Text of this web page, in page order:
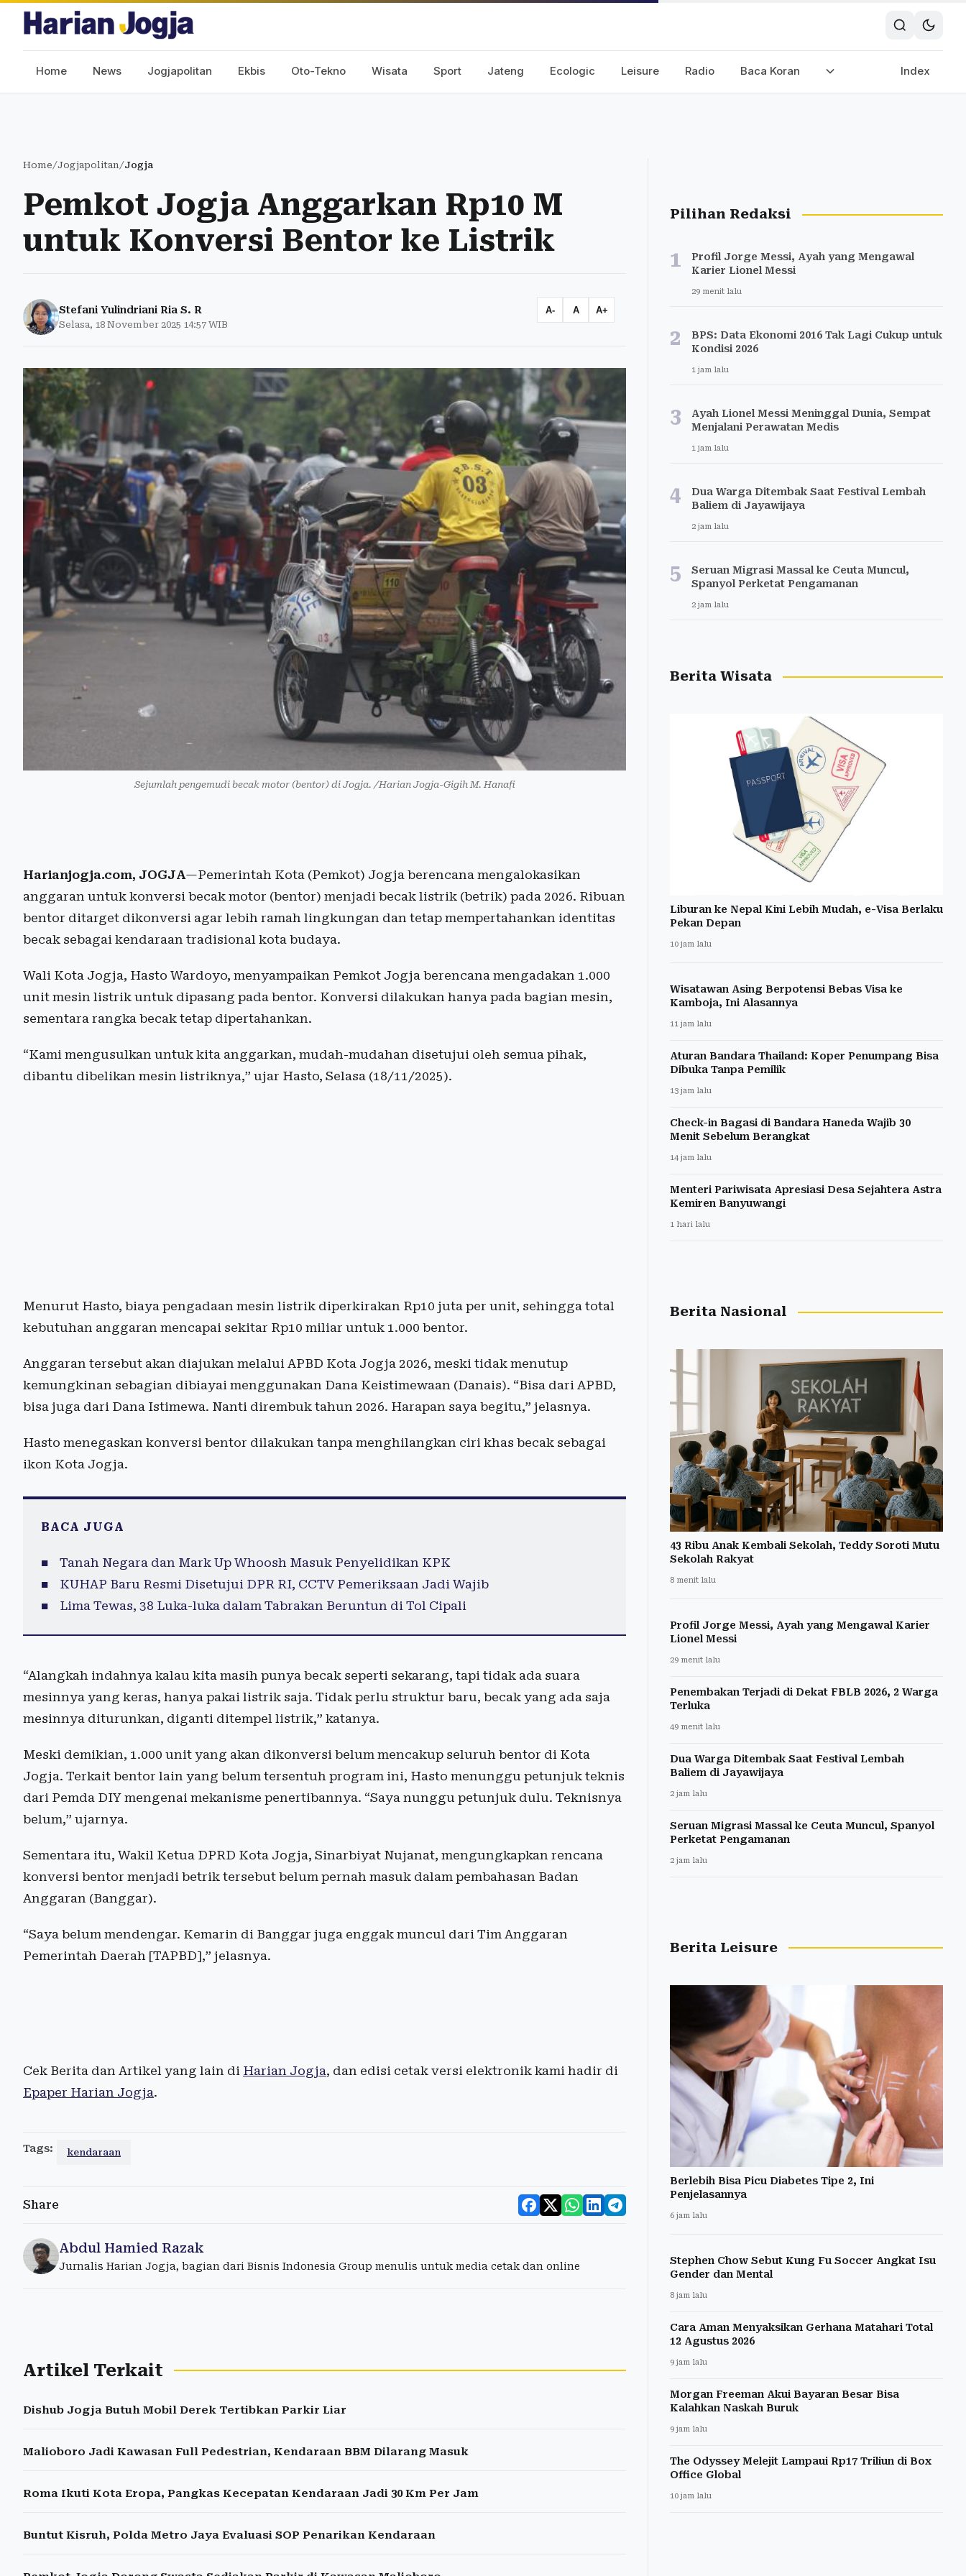
Home News Jogjapolitan Ekbis Oto-Tekno Wisata Sport Jateng Ecologic Leisure Radio Baca Koran Index
Home/Jogjapolitan/Jogja
Pemkot Jogja Anggarkan Rp10 M
untuk Konversi Bentor ke Listrik
Stefani Yulindriani Ria S. R
Selasa, 18 November 2025 14:57 WIB
A- A A+
Sejumlah pengemudi becak motor (bentor) di Jogja. /Harian Jogja-Gigih M. Hanafi
Harianjogja.com, JOGJA—Pemerintah Kota (Pemkot) Jogja berencana mengalokasikan
anggaran untuk konversi becak motor (bentor) menjadi becak listrik (betrik) pada 2026. Ribuan
bentor ditarget dikonversi agar lebih ramah lingkungan dan tetap mempertahankan identitas
becak sebagai kendaraan tradisional kota budaya.
Wali Kota Jogja, Hasto Wardoyo, menyampaikan Pemkot Jogja berencana mengadakan 1.000
unit mesin listrik untuk dipasang pada bentor. Konversi dilakukan hanya pada bagian mesin,
sementara rangka becak tetap dipertahankan.
“Kami mengusulkan untuk kita anggarkan, mudah-mudahan disetujui oleh semua pihak,
dibantu dibelikan mesin listriknya,” ujar Hasto, Selasa (18/11/2025).
Menurut Hasto, biaya pengadaan mesin listrik diperkirakan Rp10 juta per unit, sehingga total
kebutuhan anggaran mencapai sekitar Rp10 miliar untuk 1.000 bentor.
Anggaran tersebut akan diajukan melalui APBD Kota Jogja 2026, meski tidak menutup
kemungkinan sebagian dibiayai menggunakan Dana Keistimewaan (Danais). “Bisa dari APBD,
bisa juga dari Dana Istimewa. Nanti dirembuk tahun 2026. Harapan saya begitu,” jelasnya.
Hasto menegaskan konversi bentor dilakukan tanpa menghilangkan ciri khas becak sebagai
ikon Kota Jogja.
BACA JUGA
Tanah Negara dan Mark Up Whoosh Masuk Penyelidikan KPK
KUHAP Baru Resmi Disetujui DPR RI, CCTV Pemeriksaan Jadi Wajib
Lima Tewas, 38 Luka-luka dalam Tabrakan Beruntun di Tol Cipali
“Alangkah indahnya kalau kita masih punya becak seperti sekarang, tapi tidak ada suara
mesinnya yang keras, hanya pakai listrik saja. Tidak perlu struktur baru, becak yang ada saja
mesinnya diturunkan, diganti ditempel listrik,” katanya.
Meski demikian, 1.000 unit yang akan dikonversi belum mencakup seluruh bentor di Kota
Jogja. Terkait bentor lain yang belum tersentuh program ini, Hasto menunggu petunjuk teknis
dari Pemda DIY mengenai mekanisme penertibannya. “Saya nunggu petunjuk dulu. Teknisnya
belum,” ujarnya.
Sementara itu, Wakil Ketua DPRD Kota Jogja, Sinarbiyat Nujanat, mengungkapkan rencana
konversi bentor menjadi betrik tersebut belum pernah masuk dalam pembahasan Badan
Anggaran (Banggar).
“Saya belum mendengar. Kemarin di Banggar juga enggak muncul dari Tim Anggaran
Pemerintah Daerah [TAPBD],” jelasnya.
Cek Berita dan Artikel yang lain di Harian Jogja, dan edisi cetak versi elektronik kami hadir di
Epaper Harian Jogja.
Tags: kendaraan
Share
Abdul Hamied Razak
Jurnalis Harian Jogja, bagian dari Bisnis Indonesia Group menulis untuk media cetak dan online
Artikel Terkait
Dishub Jogja Butuh Mobil Derek Tertibkan Parkir Liar
Malioboro Jadi Kawasan Full Pedestrian, Kendaraan BBM Dilarang Masuk
Roma Ikuti Kota Eropa, Pangkas Kecepatan Kendaraan Jadi 30 Km Per Jam
Buntut Kisruh, Polda Metro Jaya Evaluasi SOP Penarikan Kendaraan
Pilihan Redaksi
1
Profil Jorge Messi, Ayah yang Mengawal
Karier Lionel Messi
29 menit lalu
2
BPS: Data Ekonomi 2016 Tak Lagi Cukup untuk
Kondisi 2026
1 jam lalu
3
Ayah Lionel Messi Meninggal Dunia, Sempat
Menjalani Perawatan Medis
1 jam lalu
4
Dua Warga Ditembak Saat Festival Lembah
Baliem di Jayawijaya
2 jam lalu
5
Seruan Migrasi Massal ke Ceuta Muncul,
Spanyol Perketat Pengamanan
2 jam lalu
Berita Wisata
Liburan ke Nepal Kini Lebih Mudah, e-Visa Berlaku
Pekan Depan
10 jam lalu
Wisatawan Asing Berpotensi Bebas Visa ke
Kamboja, Ini Alasannya
11 jam lalu
Aturan Bandara Thailand: Koper Penumpang Bisa
Dibuka Tanpa Pemilik
13 jam lalu
Check-in Bagasi di Bandara Haneda Wajib 30
Menit Sebelum Berangkat
14 jam lalu
Menteri Pariwisata Apresiasi Desa Sejahtera Astra
Kemiren Banyuwangi
1 hari lalu
Berita Nasional
43 Ribu Anak Kembali Sekolah, Teddy Soroti Mutu
Sekolah Rakyat
8 menit lalu
Profil Jorge Messi, Ayah yang Mengawal Karier
Lionel Messi
29 menit lalu
Penembakan Terjadi di Dekat FBLB 2026, 2 Warga
Terluka
49 menit lalu
Dua Warga Ditembak Saat Festival Lembah
Baliem di Jayawijaya
2 jam lalu
Seruan Migrasi Massal ke Ceuta Muncul, Spanyol
Perketat Pengamanan
2 jam lalu
Berita Leisure
Berlebih Bisa Picu Diabetes Tipe 2, Ini
Penjelasannya
6 jam lalu
Stephen Chow Sebut Kung Fu Soccer Angkat Isu
Gender dan Mental
8 jam lalu
Cara Aman Menyaksikan Gerhana Matahari Total
12 Agustus 2026
9 jam lalu
Morgan Freeman Akui Bayaran Besar Bisa
Kalahkan Naskah Buruk
9 jam lalu
The Odyssey Melejit Lampaui Rp17 Triliun di Box
Office Global
10 jam lalu